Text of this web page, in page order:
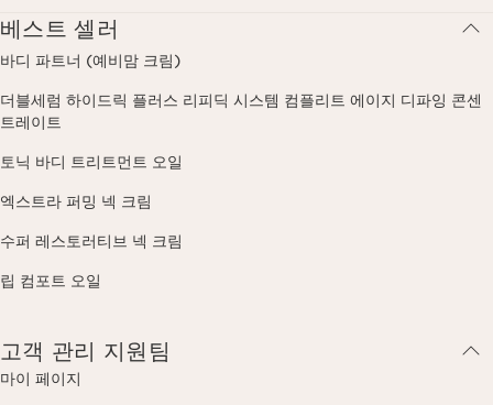
베스트 셀러
바디 파트너 (예비맘 크림)
더블세럼 하이드릭 플러스 리피딕 시스템 컴플리트 에이지 디파잉 콘센
트레이트
토닉 바디 트리트먼트 오일
엑스트라 퍼밍 넥 크림
수퍼 레스토러티브 넥 크림
립 컴포트 오일
고객 관리 지원팀
마이 페이지